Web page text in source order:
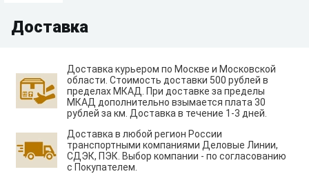
Доставка
Доставка курьером по Москве и Московской
области. Стоимость доставки 500 рублей в
пределах МКАД. При доставке за пределы
МКАД дополнительно взымается плата 30
рублей за км. Доставка в течение 1-3 дней.
Доставка в любой регион России
транспортными компаниями Деловые Линии,
СДЭК, ПЭК. Выбор компании - по согласованию
с Покупателем.